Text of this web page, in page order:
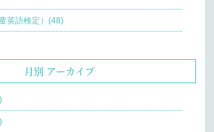
英語検定）(48)
月別 アーカイブ